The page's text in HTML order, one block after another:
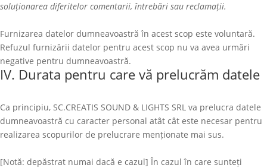
soluționarea diferitelor comentarii, întrebări sau reclamații.
Furnizarea datelor dumneavoastră în acest scop este voluntară.
Refuzul furnizării datelor pentru acest scop nu va avea urmări
negative pentru dumneavoastră.
IV. Durata pentru care vă prelucrăm datele
Ca principiu, SC.CREATIS SOUND & LIGHTS SRL va prelucra datele
dumneavoastră cu caracter personal atât cât este necesar pentru
realizarea scopurilor de prelucrare menționate mai sus.
[Notă: depăstrat numai dacă e cazul] În cazul în care sunteți